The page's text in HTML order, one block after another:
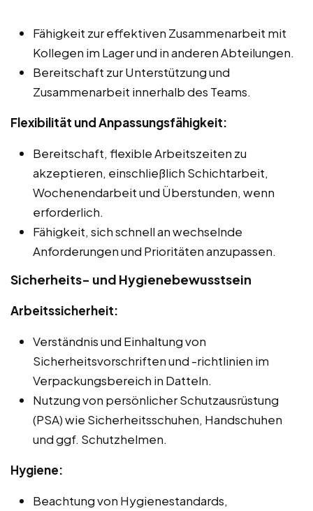
Fähigkeit zur effektiven Zusammenarbeit mit
Kollegen im Lager und in anderen Abteilungen.
Bereitschaft zur Unterstützung und
Zusammenarbeit innerhalb des Teams.
Flexibilität und Anpassungsfähigkeit:
Bereitschaft, flexible Arbeitszeiten zu
akzeptieren, einschließlich Schichtarbeit,
Wochenendarbeit und Überstunden, wenn
erforderlich.
Fähigkeit, sich schnell an wechselnde
Anforderungen und Prioritäten anzupassen.
Sicherheits- und Hygienebewusstsein
Arbeitssicherheit:
Verständnis und Einhaltung von
Sicherheitsvorschriften und -richtlinien im
Verpackungsbereich in Datteln.
Nutzung von persönlicher Schutzausrüstung
(PSA) wie Sicherheitsschuhen, Handschuhen
und ggf. Schutzhelmen.
Hygiene:
Beachtung von Hygienestandards,